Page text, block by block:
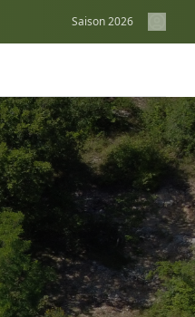
Saison2026